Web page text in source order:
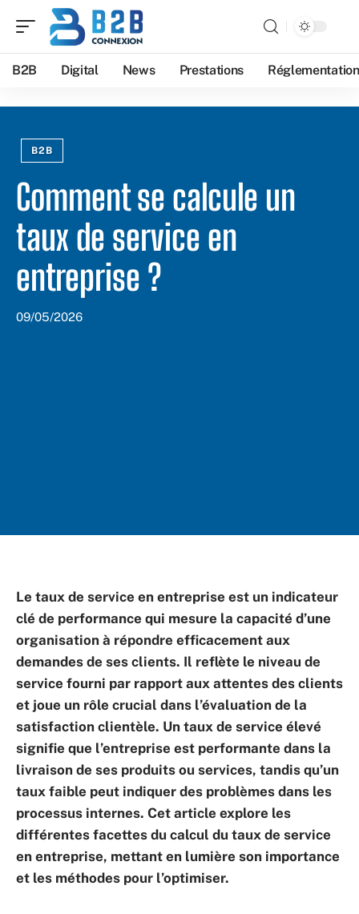
B2B Digital News Prestations Réglementation
B2B
Comment se calcule un
taux de service en
entreprise ?
09/05/2026
Le taux de service en entreprise est un indicateur
clé de performance qui mesure la capacité d’une
organisation à répondre efficacement aux
demandes de ses clients. Il reflète le niveau de
service fourni par rapport aux attentes des clients
et joue un rôle crucial dans l’évaluation de la
satisfaction clientèle. Un taux de service élevé
signifie que l’entreprise est performante dans la
livraison de ses produits ou services, tandis qu’un
taux faible peut indiquer des problèmes dans les
processus internes. Cet article explore les
différentes facettes du calcul du taux de service
en entreprise, mettant en lumière son importance
et les méthodes pour l’optimiser.